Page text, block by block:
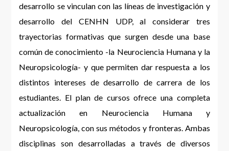
desarrollo se vinculan con las líneas de investigación y
desarrollo del CENHN UDP, al considerar tres
trayectorias formativas que surgen desde una base
común de conocimiento -la Neurociencia Humana y la
Neuropsicología- y que permiten dar respuesta a los
distintos intereses de desarrollo de carrera de los
estudiantes. El plan de cursos ofrece una completa
actualización en Neurociencia Humana y
Neuropsicología, con sus métodos y fronteras. Ambas
disciplinas son desarrolladas a través de diversos